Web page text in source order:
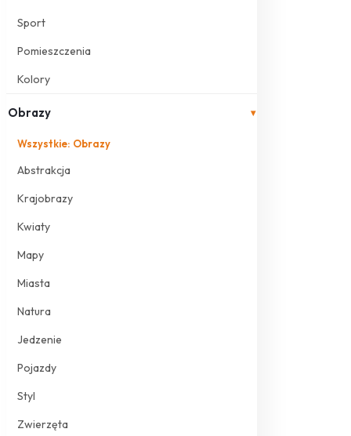
Sport
Pomieszczenia
Kolory
Obrazy ▾
Wszystkie: Obrazy
Abstrakcja
Krajobrazy
Kwiaty
Mapy
Miasta
Natura
Jedzenie
Pojazdy
Styl
Zwierzęta